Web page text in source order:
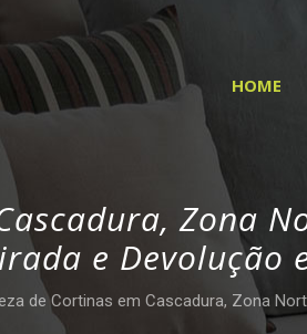
HOME
Zona
e Devolução
de Cortinas em Cascadura, Zona